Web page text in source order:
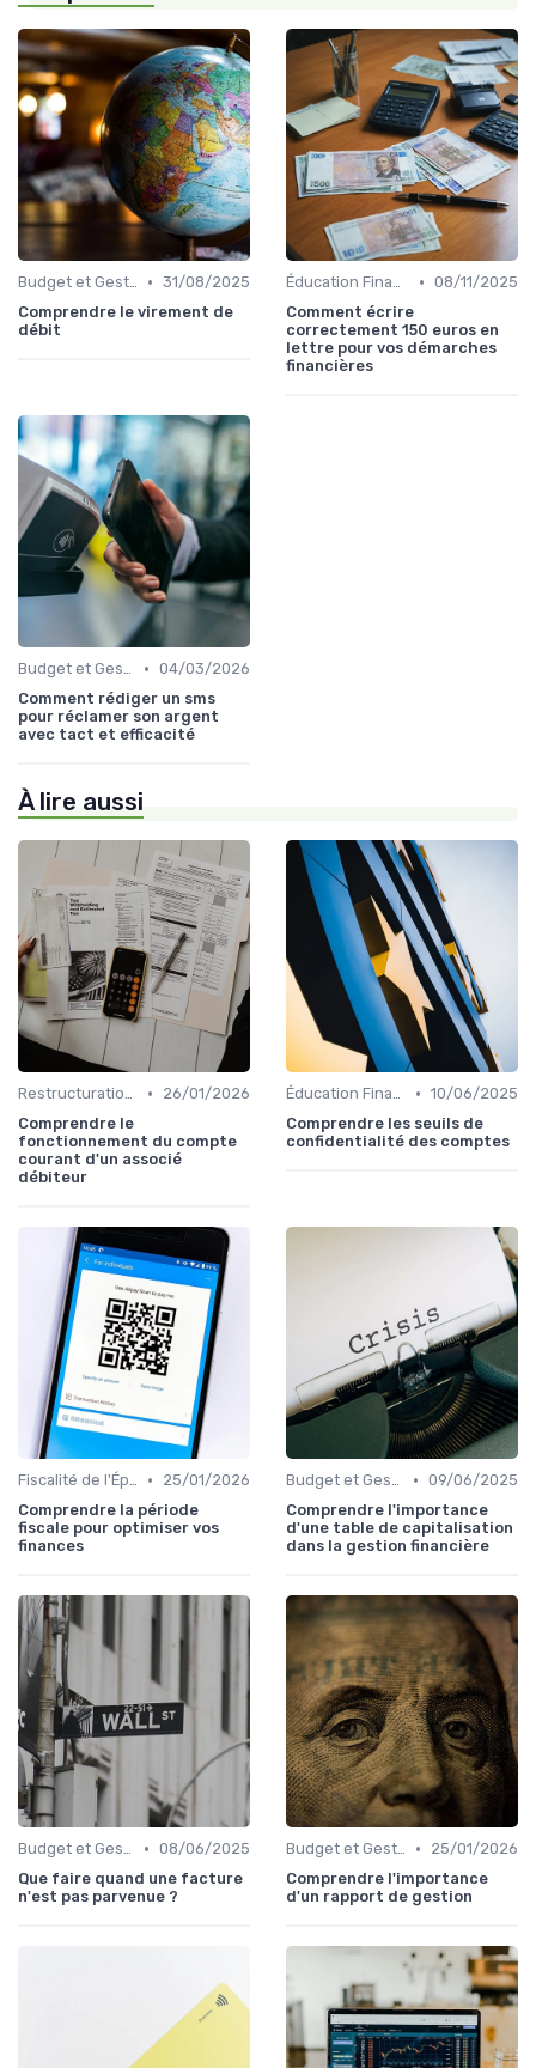
Budget et Gestion des Finances Personnelles • 31/08/2025
Comprendre le virement de
débit
Éducation Financière • 08/11/2025
Comment écrire
correctement 150 euros en
lettre pour vos démarches
financières
Budget et Gestion des Finances Personnelles • 04/03/2026
Comment rédiger un sms
pour réclamer son argent
avec tact et efficacité
À lire aussi
Restructuration de Dettes •
26/01/2026
Comprendre le
fonctionnement du compte
courant d'un associé
débiteur
Éducation Financière • 10/06/2025
Comprendre les seuils de
confidentialité des comptes
Fiscalité de l'Épargne •
25/01/2026
Comprendre la période
fiscale pour optimiser vos
finances
Budget et Gestion des Finances Personnelles • 09/06/2025
Comprendre l'importance
d'une table de capitalisation
dans la gestion financière
Budget et Gestion des Finances Personnelles • 08/06/2025
Que faire quand une facture
n'est pas parvenue ?
Budget et Gestion des Finances Personnelles •
25/01/2026
Comprendre l'importance
d'un rapport de gestion